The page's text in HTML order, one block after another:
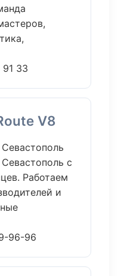
33
V8
с
Работаем
и
96-96